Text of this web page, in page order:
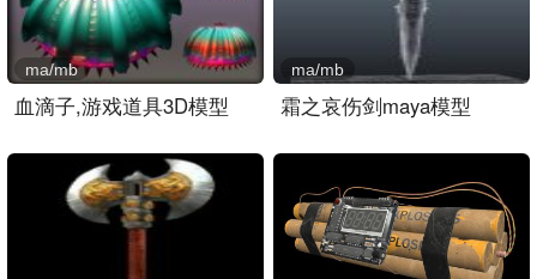
血滴子,游戏道具3D模型
ma/mb
霜之哀伤剑maya模型
ma/mb